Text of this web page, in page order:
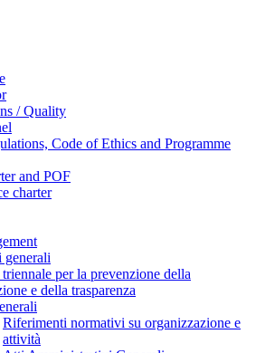
/ Quality
Code of Ethics and Programme
and POF
charter
generali
per la prevenzione della
e della trasparenza
Riferimenti normativi su organizzazione e
attività